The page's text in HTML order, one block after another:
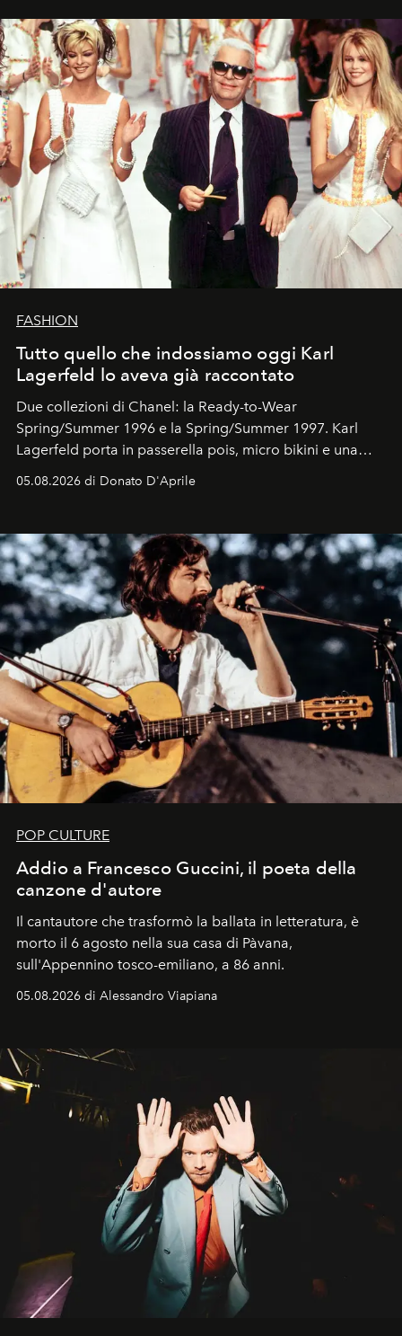
FASHION
Tutto quello che indossiamo oggi Karl
Lagerfeld lo aveva già raccontato
Due collezioni di Chanel: la Ready-to-Wear
Spring/Summer 1996 e la Spring/Summer 1997. Karl
Lagerfeld porta in passerella pois, micro bikini e una
logomania pensata per la spiaggia
Kate, Claudia e Carla una dietro l'altra. Trent'anni dopo,
uno dei documenti più contemporanei che abbiamo.
05.08.2026 di Donato D'Aprile
POP CULTURE
Addio a Francesco Guccini, il poeta della
canzone d'autore
Il cantautore che trasformò la ballata in letteratura, è
morto il 6 agosto nella sua casa di Pàvana,
sull'Appennino tosco-emiliano, a 86 anni.
05.08.2026 di Alessandro Viapiana